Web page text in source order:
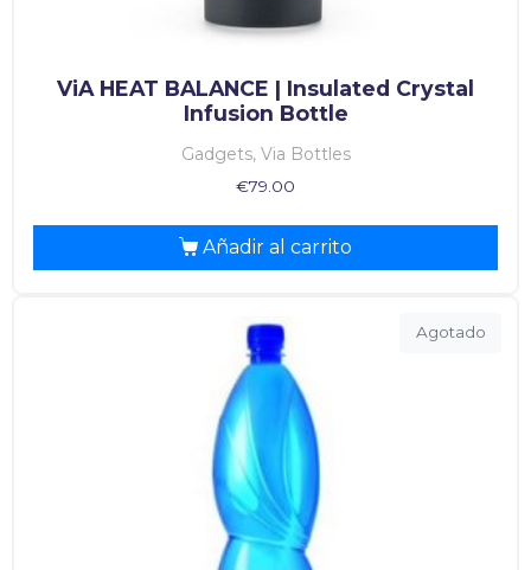
ViA HEAT BALANCE | Insulated Crystal
Infusion Bottle
Gadgets, Via Bottles
€79.00
Añadir al carrito
Agotado